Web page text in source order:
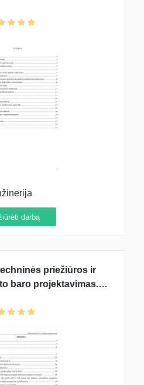
darbą
priežiūros ir
baro projektavimas.